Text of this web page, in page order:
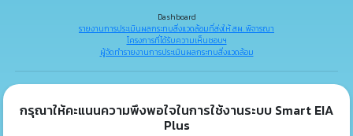
Dashboard
รายงานการประเมินผลกระทบสิ่งแวดล้อมที่ส่งให้ สผ. พิจารณา
โครงการที่ได้รับความเห็นชอบฯ
ผู้จัดทำรายงานการประเมินผลกระทบสิ่งแวดล้อม
กรุณาให้คะแนนความพึงพอใจในการใช้งานระบบ Smart EIA
Plus